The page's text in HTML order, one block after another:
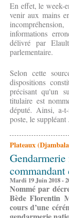
En effet, le week-
venir aux mains
informations
délivré par
parlementaire.
Selon cette
dispositions
précisant qu'un
titulaire est
député. Ainsi, a-
poste, le suppléant
Plateaux
Mardi 19 Juin 2018 -
Nommé par
Bède Florentin
cours d’une